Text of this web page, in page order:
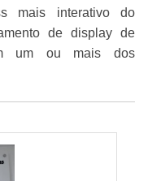
mais interativo do
de display de
um ou mais dos